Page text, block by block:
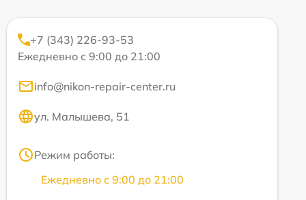
+7 (343) 226-93-53
Ежедневно с 9:00 до 21:00
info@nikon-repair-center.ru
ул. Малышева, 51
Режим работы:
Ежедневно с 9:00 до 21:00